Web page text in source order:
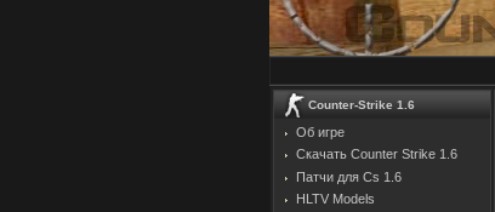
Counter-Strike 1.6
Об игре
Скачать Counter Strike 1.6
Патчи для Cs 1.6
HLTV Models